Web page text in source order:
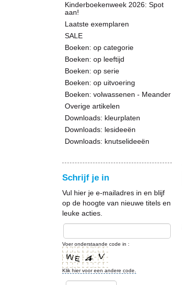
Kinderboekenweek 2026: Spot
aan!
Laatste exemplaren
SALE
Boeken: op categorie
Boeken: op leeftijd
Boeken: op serie
Boeken: op uitvoering
Boeken: volwassenen - Meander
Overige artikelen
Downloads: kleurplaten
Downloads: lesideeën
Downloads: knutselideeën
Schrijf je in
Vul hier je e-mailadres in en blijf
op de hoogte van nieuwe titels en
leuke acties.
Voer onderstaande code in :
Klik hier voor een andere code.